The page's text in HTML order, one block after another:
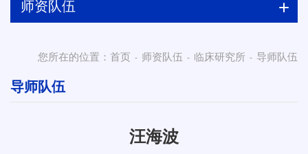
师资队伍
您所在的位置： 首页 - 师资队伍 - 临床研究所 - 导师队伍
导师队伍
汪海波